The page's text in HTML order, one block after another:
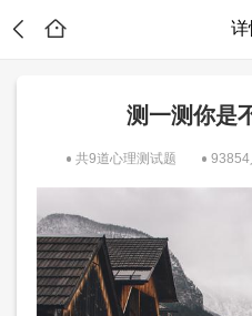
详
测一测你是
共9道心理测试题 93854